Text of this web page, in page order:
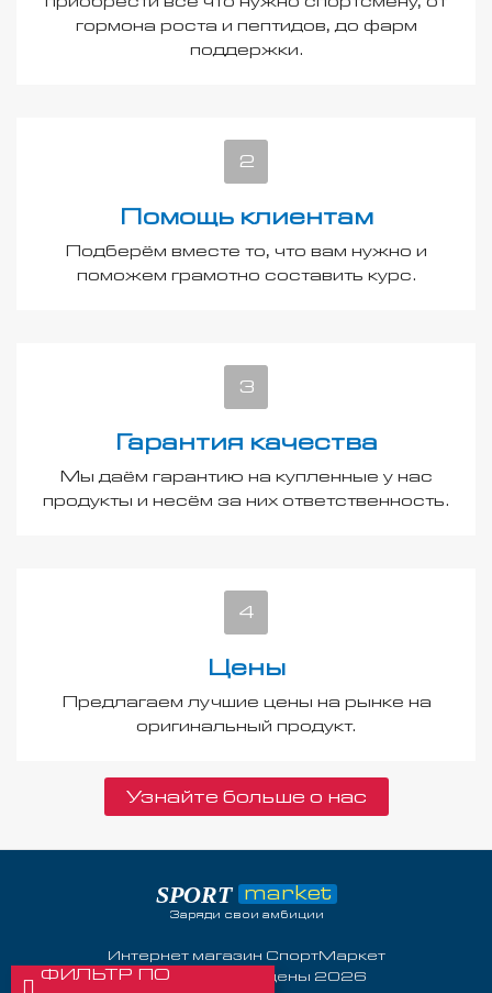
ФИЛЬТР ПО
гормона роста и пептидов, до фарм
поддержки.
Помощь клиентам
Подберём вместе то, что вам нужно и
поможем грамотно составить курс.
Гарантия качества
Мы даём гарантию на купленные у нас
продукты и несём за них ответственность.
Цены
Предлагаем лучшие цены на рынке на
оригинальный продукт.
Узнайте больше о нас
SPORT market
Заряди свои амбиции
Интернет магазин СпортМаркет
Все права защищены 2026